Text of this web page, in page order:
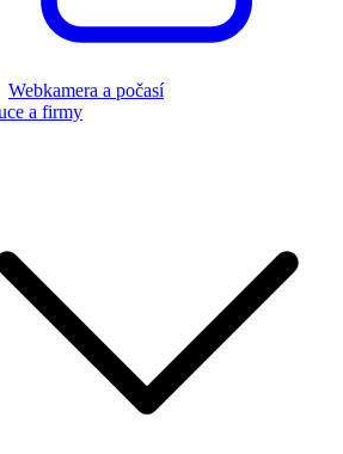
Webkamera a počasí
a firmy